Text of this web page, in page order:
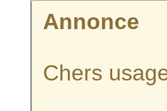
Annonce
Chers